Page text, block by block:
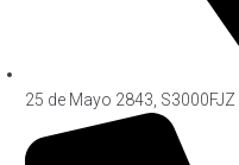
25 de Mayo 2843,